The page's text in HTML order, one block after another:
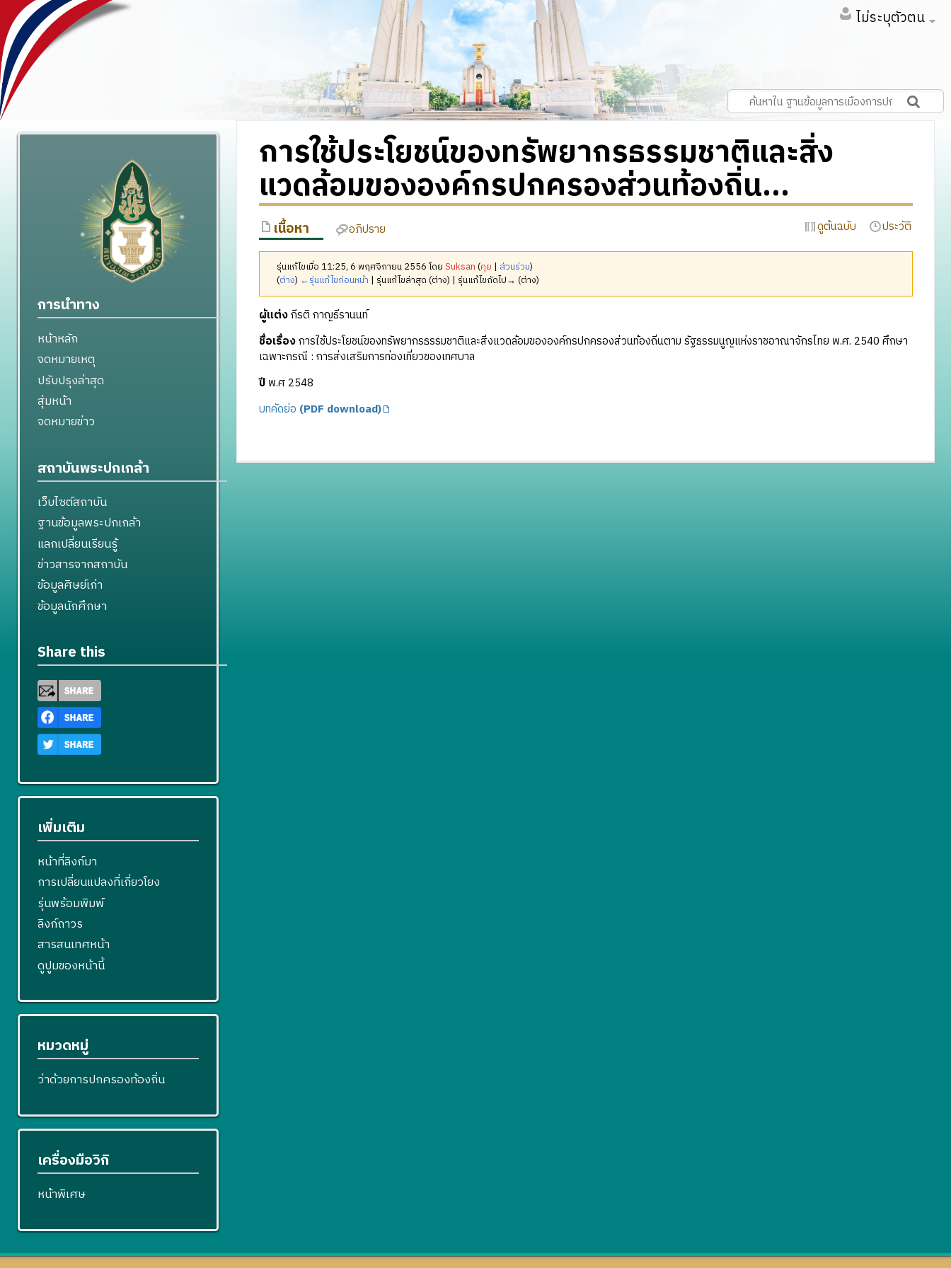
ไม่ระบุตัวตน
การใช้ประโยชน์ของทรัพยากรธรรมชาติและสิ่ง
แวดล้อมขององค์กรปกครองส่วนท้องถิ่น...
เนื้อหา อภิปราย ดูต้นฉบับ ประวัติ
รุ่นแก้ไขเมื่อ 11:25, 6 พฤศจิกายน 2556 โดยSuksan (คุย | ส่วนร่วม)
(ต่าง) ←รุ่นแก้ไขก่อนหน้า | รุ่นแก้ไขล่าสุด (ต่าง) | รุ่นแก้ไขถัดไป→ (ต่าง)
ผู้แต่งกีรติ กาญธีรานนท์
ชื่อเรื่องการใช้ประโยชน์ของทรัพยากรธรรมชาติและสิ่งแวดล้อมขององค์กรปกครองส่วนท้องถิ่นตาม รัฐธรรมนูญแห่งราชอาณาจักรไทย พ.ศ. 2540 ศึกษา
เฉพาะกรณี : การส่งเสริมการท่องเที่ยวของเทศบาล
ปีพ.ศ 2548
บทคัดย่อ (PDF download)
การนำทาง
หน้าหลัก
จดหมายเหตุ
ปรับปรุงล่าสุด
สุ่มหน้า
จดหมายข่าว
สถาบันพระปกเกล้า
เว็บไซต์สถาบัน
ฐานข้อมูลพระปกเกล้า
แลกเปลี่ยนเรียนรู้
ข่าวสารจากสถาบัน
ข้อมูลศิษย์เก่า
ข้อมูลนักศึกษา
Share this
เพิ่มเติม
หน้าที่ลิงก์มา
การเปลี่ยนแปลงที่เกี่ยวโยง
รุ่นพร้อมพิมพ์
ลิงก์ถาวร
สารสนเทศหน้า
ดูปูมของหน้านี้
หมวดหมู่
ว่าด้วยการปกครองท้องถิ่น
เครื่องมือวิกิ
หน้าพิเศษ